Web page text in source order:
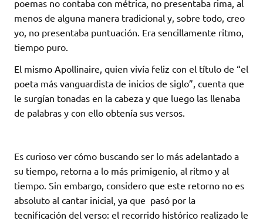
poemas no contaba con métrica, no presentaba rima, al
menos de alguna manera tradicional y, sobre todo, creo
yo, no presentaba puntuación. Era sencillamente ritmo,
tiempo puro.
El mismo Apollinaire, quien vivía feliz con el título de “el
poeta más vanguardista de inicios de siglo”, cuenta que
le surgían tonadas en la cabeza y que luego las llenaba
de palabras y con ello obtenía sus versos.
Es curioso ver cómo buscando ser lo más adelantado a
su tiempo, retorna a lo más primigenio, al ritmo y al
tiempo. Sin embargo, considero que este retorno no es
absoluto al cantar inicial, ya que pasó por la
tecnificación del verso: el recorrido histórico realizado le